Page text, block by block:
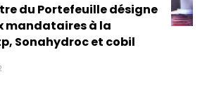
du Portefeuille désigne
mandataires à la
Sonahydroc et cobil